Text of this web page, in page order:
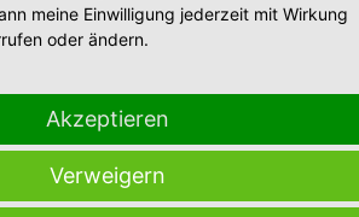
meine Einwilligung jederzeit mit Wirkung
oder ändern.
Akzeptieren
Verweigern